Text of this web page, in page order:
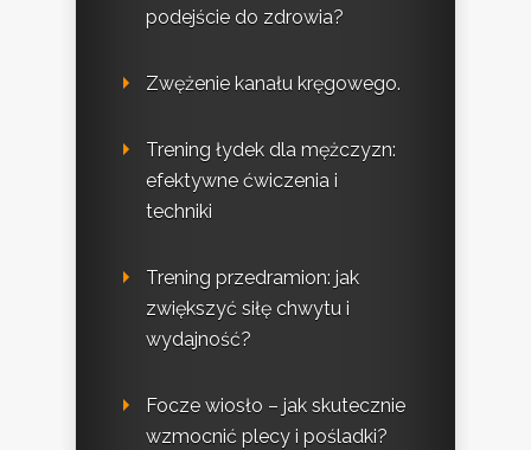
podejście do zdrowia?
Zwężenie kanału kręgowego.
Trening łydek dla mężczyzn:
efektywne ćwiczenia i
techniki
Trening przedramion: jak
zwiększyć siłę chwytu i
wydajność?
Focze wiosło – jak skutecznie
wzmocnić plecy i pośladki?